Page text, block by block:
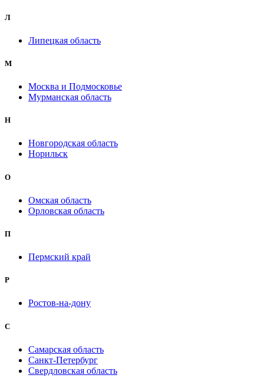
Л
Липецкая область
М
Москва и Подмосковье
Мурманская область
Н
Новгородская область
Норильск
О
Омская область
Орловская область
П
Пермский край
Р
Ростов-на-дону
С
Самарская область
Санкт-Петербург
Свердловская область